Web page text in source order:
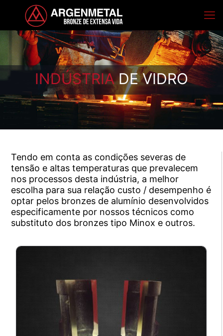
INDÚSTRIA DE VIDRO
Tendo em conta as condições severas de
tensão e altas temperaturas que prevalecem
nos processos desta indústria, a melhor
escolha para sua relação custo / desempenho é
optar pelos bronzes de alumínio desenvolvidos
especificamente por nossos técnicos como
substituto dos bronzes tipo Minox e outros.